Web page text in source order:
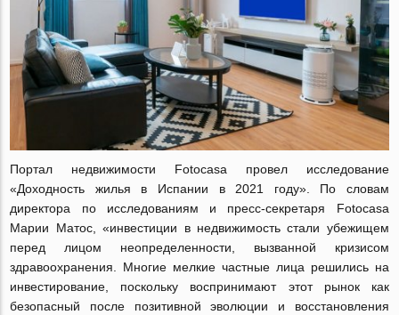
Портал недвижимости Fotocasa провел исследование
«Доходность жилья в Испании в 2021 году». По словам
директора по исследованиям и пресс-секретаря Fotocasa
Марии Матос, «инвестиции в недвижимость стали убежищем
перед лицом неопределенности, вызванной кризисом
здравоохранения. Многие мелкие частные лица решились на
инвестирование, поскольку воспринимают этот рынок как
безопасный после позитивной эволюции и восстановления